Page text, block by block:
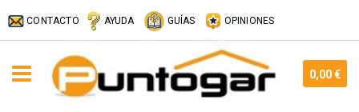
CONTACTO AYUDA GUÍAS OPINIONES
0,00 €